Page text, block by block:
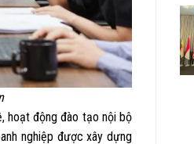
hoạt động đào tạo nội bộ
nghiệp được xây dựng